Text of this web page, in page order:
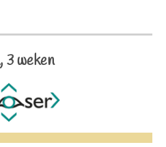
3 weken